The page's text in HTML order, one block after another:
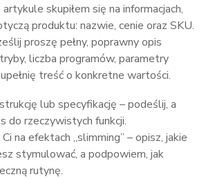
skupiłem się na informacjach,
produktu: nazwie, cenie oraz SKU.
proszę pełny, poprawny opis
liczba programów, parametry
treść o konkretne wartości.
lub specyfikację – podeślij, a
do rzeczywistych funkcji.
na efektach „slimming” – opisz, jakie
stymulować, a podpowiem, jak
rutynę.